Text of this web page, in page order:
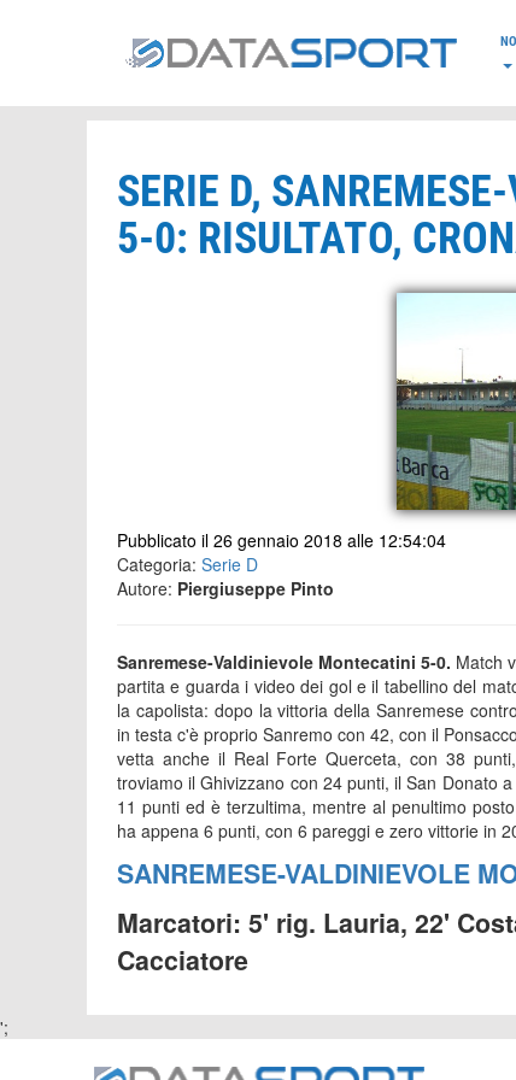
SERIE D,
5-0: RISULTATO,
Pubblicato il 26 gennaio 2018 alle 12:54:04
Categoria: Serie D
Autore: Piergiuseppe Pinto
Sanremese-Valdinievole Montecatini 5-0. Match
partita e guarda i video dei gol e il tabellino del
la capolista: dopo la vittoria della Sanremese
in testa c'è proprio Sanremo con 42, con il
vetta anche il Real Forte Querceta, con 38
troviamo il Ghivizzano con 24 punti, il San Donato
11 punti ed è terzultima, mentre al penultimo
ha appena 6 punti, con 6 pareggi e zero vittorie in
SANREMESE-VALDINIEVOLE
Marcatori: 5' rig. Lauria, 22'
Cacciatore
';